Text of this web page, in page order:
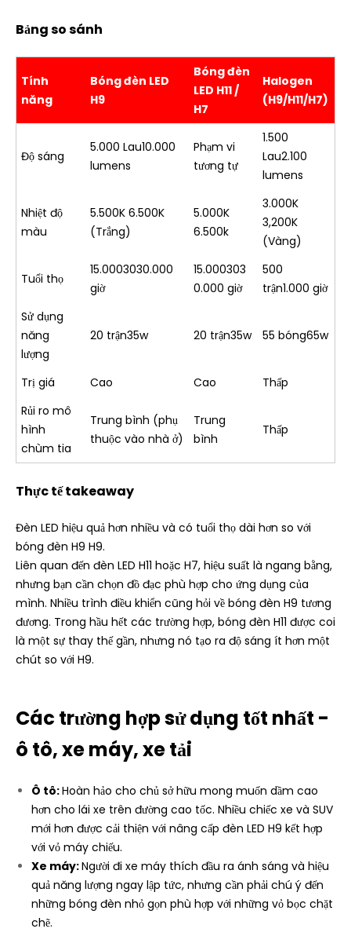
Bảng so sánh
Tính
năng
Bóng đèn LED
H9
Bóng đèn
LED H11 /
H7
Halogen
(H9/H11/H7)
Độ sáng
5.000 Lau10.000
lumens
Phạm vi
tương tự
1.500
Lau2.100
lumens
Nhiệt độ
màu
5.500K 6.500K
(Trắng)
5.000K
6.500k
3.000K
3,200K
(Vàng)
Tuổi thọ
15.0003030.000
giờ
15.000303
0.000 giờ
500
trận1.000 giờ
Sử dụng
năng
lượng
20 trận35w 20 trận35w 55 bóng65w
Trị giá Cao Cao
Thấp
Rủi ro mô
hình
chùm tia
Trung bình (phụ
thuộc vào nhà ở)
Trung
bình
Thấp
Thực tế takeaway
Đèn LED hiệu quả hơn nhiều và có tuổi thọ dài hơn so với
bóng đèn H9 H9.
Liên quan đến đèn LED H11 hoặc H7, hiệu suất là ngang bằng,
nhưng bạn cần chọn đồ đạc phù hợp cho ứng dụng của
mình. Nhiều trình điều khiển cũng hỏi về bóng đèn H9 tương
đương. Trong hầu hết các trường hợp, bóng đèn H11 được coi
là một sự thay thế gần, nhưng nó tạo ra độ sáng ít hơn một
chút so với H9.
Các trường hợp sử dụng tốt nhất -
ô tô, xe máy, xe tải
Ô tô:Hoàn hảo cho chủ sở hữu mong muốn dầm cao
hơn cho lái xe trên đường cao tốc. Nhiều chiếc xe và SUV
mới hơn được cải thiện với nâng cấp đèn LED H9 kết hợp
với vỏ máy chiếu.
Xe máy:Người đi xe máy thích đầu ra ánh sáng và hiệu
quả năng lượng ngay lập tức, nhưng cần phải chú ý đến
những bóng đèn nhỏ gọn phù hợp với những vỏ bọc chặt
chẽ.